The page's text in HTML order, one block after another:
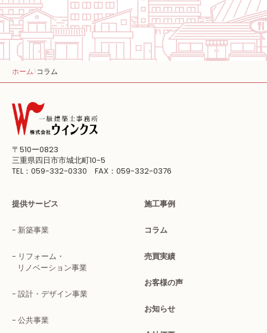
ホーム コラム
〒510ー0823
三重県四日市市城北町10-5
TEL：059-332-0330 FAX：059-332-0376
提供サービス
新築事業
リフォーム・
リノベーション事業
設計・デザイン事業
公共事業
施工事例
コラム
売買実績
お客様の声
お知らせ